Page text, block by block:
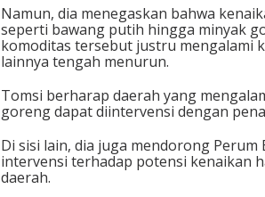
Namun, dia menegaskan bahwa
seperti bawang putih hingga minyak
komoditas tersebut justru mengalami
lainnya tengah menurun.
Tomsi berharap daerah yang
goreng dapat diintervensi dengan
Di sisi lain, dia juga mendorong
intervensi terhadap potensi kenaikan
daerah.